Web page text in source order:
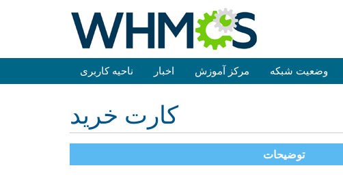
ناحیه کاربری اخبار مرکز آموزش وضعیت شبکه
کارت خرید
توضیحات